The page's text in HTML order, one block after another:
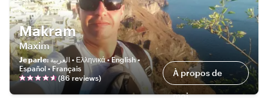
Makram
Maxim
Je parle:العربية • Ελληνικά • English •
Español • Français
(86reviews) À propos de
moi